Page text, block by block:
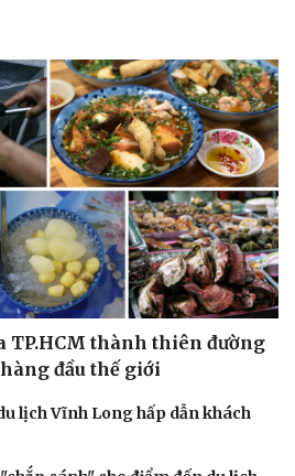
TP.HCM thành thiên đường
đầu thế giới
lịch Vĩnh Long hấp dẫn khách